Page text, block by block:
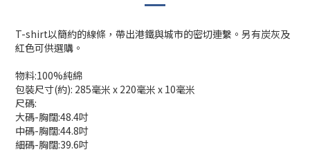
T-shirt以簡約的線條，帶出港鐵與城市的密切連繫。另有炭灰及
紅色可供選購。
物料:100%純綿
包裝尺寸(約): 285毫米 x 220毫米 x 10毫米
尺碼:
大碼-胸闊:48.4吋
中碼-胸闊:44.8吋
細碼-胸闊:39.6吋